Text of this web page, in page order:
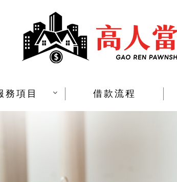
務項目 借款流程